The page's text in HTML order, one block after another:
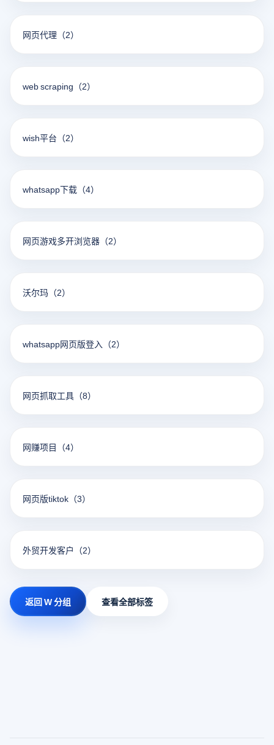
网页代理 （2）
web scraping （2）
wish平台 （2）
whatsapp下载 （4）
网页游戏多开浏览器 （2）
沃尔玛 （2）
whatsapp网页版登入 （2）
网页抓取工具 （8）
网赚项目 （4）
网页版tiktok （3）
外贸开发客户 （2）
返回 W 分组 查看全部标签